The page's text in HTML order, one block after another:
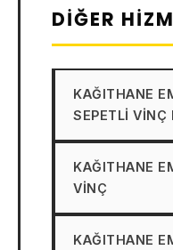
DIĞER
KAĞITHANE
SEPETLI VINÇ
KAĞITHANE
VINÇ
KAĞITHANE